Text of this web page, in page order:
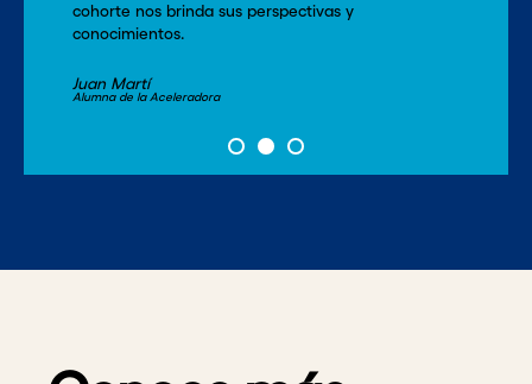
cohorte nos brinda sus perspectivas y
conocimientos.
Juan Martí
Alumna de la Aceleradora